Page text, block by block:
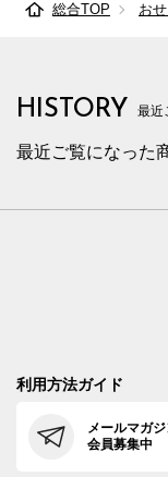
総合TOP お
HISTORY 最近
最近ご覧になった
利用方法ガイド
メールマガ
会員募集中